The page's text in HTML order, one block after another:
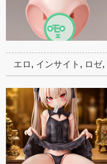
エロ, インサイト , ロゼ,